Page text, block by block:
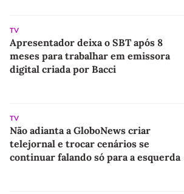
TV
Apresentador deixa o SBT após 8
meses para trabalhar em emissora
digital criada por Bacci
TV
Não adianta a GloboNews criar
telejornal e trocar cenários se
continuar falando só para a esquerda